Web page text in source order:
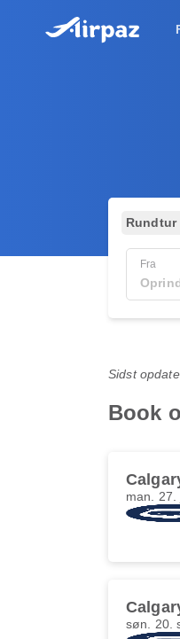
Rundtur
Fra
Sidst
Book
man. 27.
søn. 20.